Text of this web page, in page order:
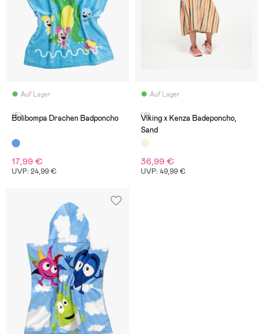
Auf Lager
(5)
Bolibompa Drachen Badponcho
17,99 €
UVP: 24,99 €
Auf Lager
(0)
Viking x Kenza Badeponcho,
Sand
36,99 €
UVP: 49,99 €